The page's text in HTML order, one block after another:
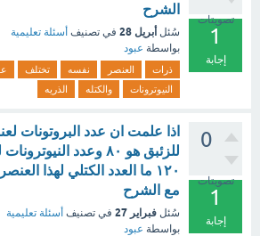
تصويتات
1
إجابة
الشرح
سُئل أبريل 28 في تصنيف أسئلة تعليمية
بواسطة عبود
ذرات العنصر نفسه تختلف
النيوترونات
والكتله الذريه
0
تصويتات
1
إجابة
اذا علمت ان عدد البروتونات
للزئبق هو ٨٠ وعدد
١٢٠ ما العدد الكتلي لهذا
مع الشرح
سُئل فبراير 27 في تصنيف أسئلة تعليمية
بواسطة عبود